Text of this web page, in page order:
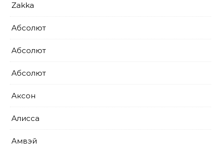
Zakka
Абсолют
Абсолют
Абсолют
Аксон
Алисса
Амвэй